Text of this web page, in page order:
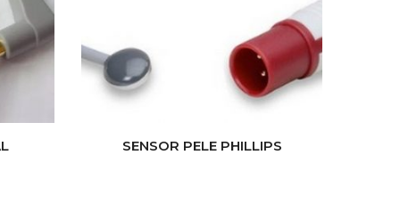
SENSOR PELE PHILLIPS